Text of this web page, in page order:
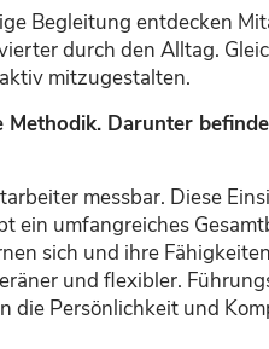
Begleitung entdecken
durch den Alltag.
mitzugestalten.
Darunter
messbar. Diese
ein umfangreiches
sich und ihre
und flexibler.
die Persönlichkeit und